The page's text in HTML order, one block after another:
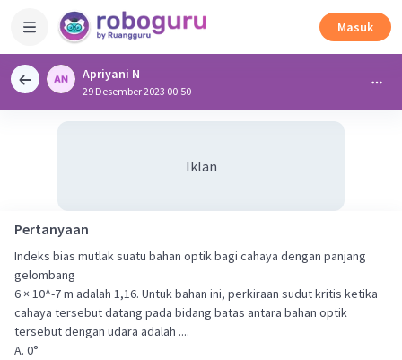
Masuk
Apriyani N
29 Desember 2023 00:50
Iklan
Pertanyaan
Indeks bias mutlak suatu bahan optik bagi cahaya dengan panjang
gelombang
6 × 10^-7 m adalah 1,16. Untuk bahan ini, perkiraan sudut kritis ketika
cahaya tersebut datang pada bidang batas antara bahan optik
tersebut dengan udara adalah ....
A. 0°